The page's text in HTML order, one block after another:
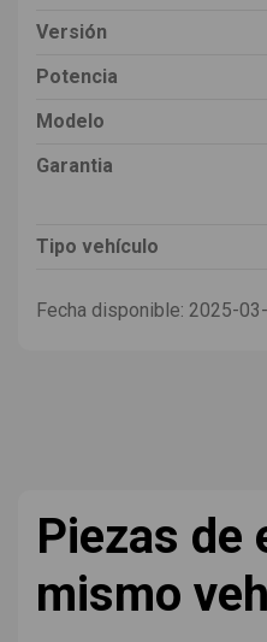
Versión
Potencia
Modelo
Garantia
Tipo vehículo
Fecha disponible: 2025-
Piezas de
mismo